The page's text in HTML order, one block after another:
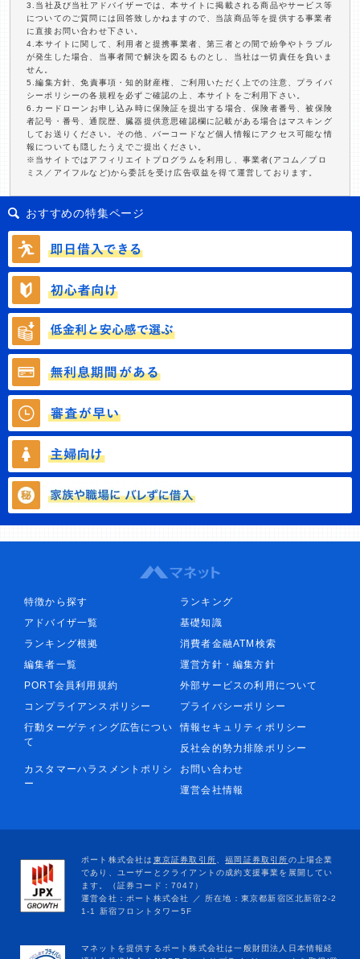
3.当社及び当社アドバイザーでは、本サイトに掲載される商品やサービス等
についてのご質問には回答致しかねますので、当該商品等を提供する事業者
に直接お問い合わせ下さい。
4.本サイトに関して、利用者と提携事業者、第三者との間で紛争やトラブル
が発生した場合、当事者間で解決を図るものとし、当社は一切責任を負いま
せん。
5.編集方針、免責事項・知的財産権、ご利用いただく上での注意、プライバ
シーポリシーの各規程を必ずご確認の上、本サイトをご利用下さい。
6.カードローンお申し込み時に保険証を提出する場合、保険者番号、被保険
者記号・番号、通院歴、臓器提供意思確認欄に記載がある場合はマスキング
してお送りください。その他、バーコードなど個人情報にアクセス可能な情
報についても隠したうえでご提出ください。
※当サイトではアフィリエイトプログラムを利用し、事業者(アコム／プロ
ミス／アイフルなど)から委託を受け広告収益を得て運営しております。
おすすめの特集ページ
特徴から探す
ランキング
アドバイザ一覧
基礎知識
ランキング根拠
消費者金融ATM検索
編集者一覧
運営方針・編集方針
PORT会員利用規約
外部サービスの利用について
コンプライアンスポリシー
プライバシーポリシー
行動ターゲティング広告につい
て
情報セキュリティポリシー
反社会的勢力排除ポリシー
カスタマーハラスメントポリシ
ー
お問い合わせ
運営会社情報